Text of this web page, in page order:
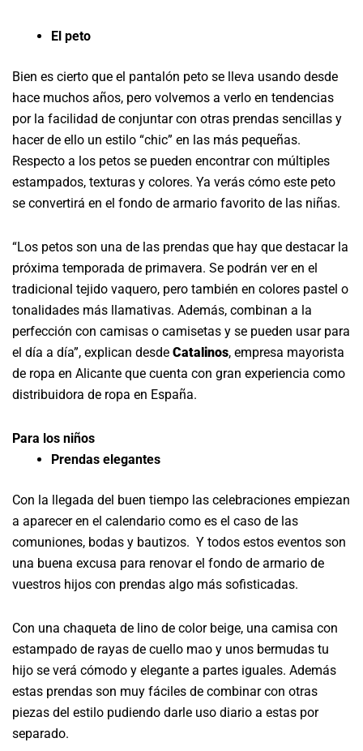
El peto
Bien es cierto que el pantalón peto se lleva usando desde
hace muchos años, pero volvemos a verlo en tendencias
por la facilidad de conjuntar con otras prendas sencillas y
hacer de ello un estilo “chic” en las más pequeñas.
Respecto a los petos se pueden encontrar con múltiples
estampados, texturas y colores. Ya verás cómo este peto
se convertirá en el fondo de armario favorito de las niñas.
“Los petos son una de las prendas que hay que destacar la
próxima temporada de primavera. Se podrán ver en el
tradicional tejido vaquero, pero también en colores pastel o
tonalidades más llamativas. Además, combinan a la
perfección con camisas o camisetas y se pueden usar para
el día a día”, explican desde Catalinos, empresa mayorista
de ropa en Alicante que cuenta con gran experiencia como
distribuidora de ropa en España.
Para los niños
Prendas elegantes
Con la llegada del buen tiempo las celebraciones empiezan
a aparecer en el calendario como es el caso de las
comuniones, bodas y bautizos. Y todos estos eventos son
una buena excusa para renovar el fondo de armario de
vuestros hijos con prendas algo más sofisticadas.
Con una chaqueta de lino de color beige, una camisa con
estampado de rayas de cuello mao y unos bermudas tu
hijo se verá cómodo y elegante a partes iguales. Además
estas prendas son muy fáciles de combinar con otras
piezas del estilo pudiendo darle uso diario a estas por
separado.